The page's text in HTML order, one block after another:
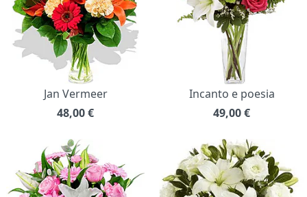
Jan Vermeer
48,00€
Incanto e poesia
49,00€